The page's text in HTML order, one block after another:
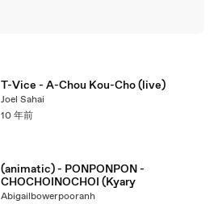
T-Vice - A-Chou Kou-Cho (live)
Joel Sahai
10 年前
(animatic) - PONPONPON -
CHOCHOINOCHOI (Kyary
Abigailbowerpooranh